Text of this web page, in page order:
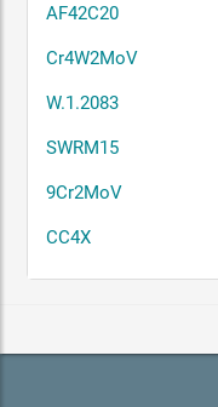
AF42C20
Cr4W2MoV
W.1.2083
SWRM15
9Cr2MoV
CC4X